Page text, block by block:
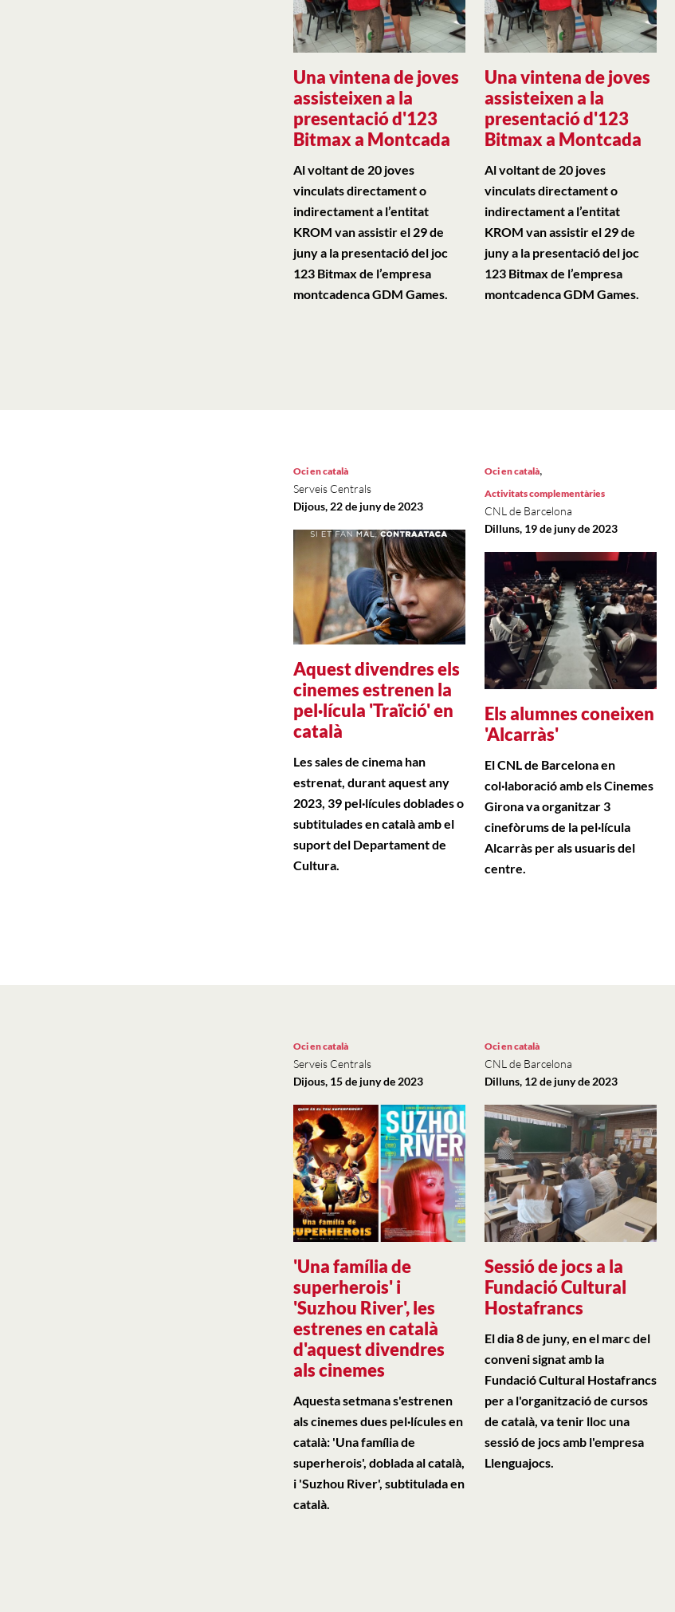
Una vintena de joves
assisteixen a la
presentació d'123
Bitmax a Montcada
Al voltant de 20 joves
vinculats directament o
indirectament a l’entitat
KROM van assistir el 29 de
juny a la presentació del joc
123 Bitmax de l’empresa
montcadenca GDM Games.
Una vintena de joves
assisteixen a la
presentació d'123
Bitmax a Montcada
Al voltant de 20 joves
vinculats directament o
indirectament a l’entitat
KROM van assistir el 29 de
juny a la presentació del joc
123 Bitmax de l’empresa
montcadenca GDM Games.
Aquest divendres els
cinemes estrenen la
pel·lícula 'Traïció' en
català
Oci en català
Serveis Centrals
Dijous, 22 de juny de 2023
Les sales de cinema han
estrenat, durant aquest any
2023, 39 pel·lícules doblades o
subtitulades en català amb el
suport del Departament de
Cultura.
Els alumnes coneixen
'Alcarràs'
Oci en català,
Activitats complementàries
CNL de Barcelona
Dilluns, 19 de juny de 2023
El CNL de Barcelona en
col·laboració amb els Cinemes
Girona va organitzar 3
cinefòrums de la pel·lícula
Alcarràs per als usuaris del
centre.
'Una família de
superherois' i
'Suzhou River', les
estrenes en català
d'aquest divendres
als cinemes
Oci en català
Serveis Centrals
Dijous, 15 de juny de 2023
Aquesta setmana s'estrenen
als cinemes dues pel·lícules en
català: 'Una família de
superherois', doblada al català,
i 'Suzhou River', subtitulada en
català.
Sessió de jocs a la
Fundació Cultural
Hostafrancs
Oci en català
CNL de Barcelona
Dilluns, 12 de juny de 2023
El dia 8 de juny, en el marc del
conveni signat amb la
Fundació Cultural Hostafrancs
per a l'organització de cursos
de català, va tenir lloc una
sessió de jocs amb l'empresa
Llenguajocs.